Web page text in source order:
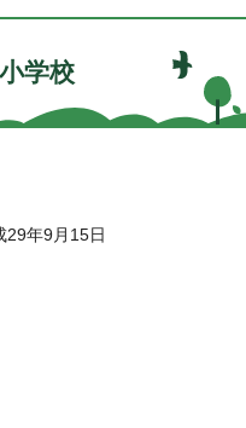
学校
年9月15日